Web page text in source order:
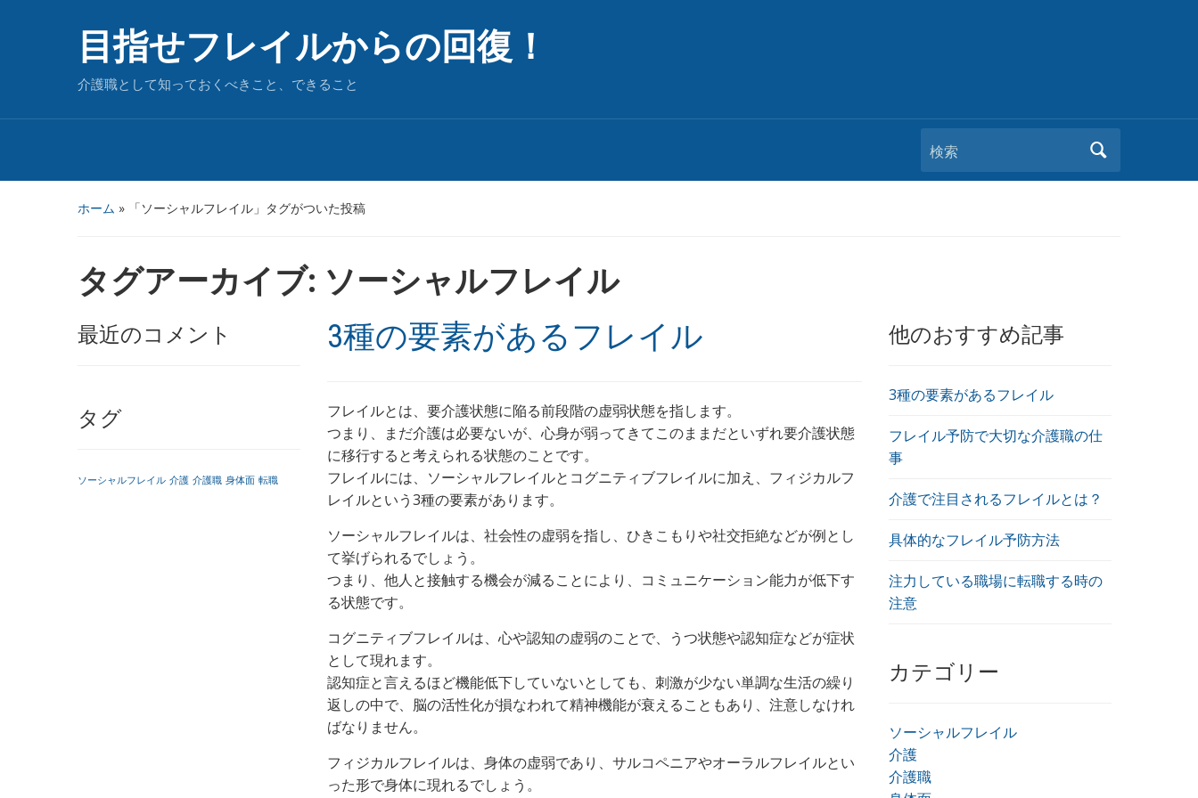
目指せフレイルからの回復！
介護職として知っておくべきこと、できること
検索
ホーム » 「ソーシャルフレイル」タグがついた投稿
タグアーカイブ: ソーシャルフレイル
最近のコメント
タグ
ソーシャルフレイル 介護 介護職 身体面 転職
3種の要素があるフレイル
フレイルとは、要介護状態に陥る前段階の虚弱状態を指します。
つまり、まだ介護は必要ないが、心身が弱ってきてこのままだといずれ要介護状態
に移行すると考えられる状態のことです。
フレイルには、ソーシャルフレイルとコグニティブフレイルに加え、フィジカルフ
レイルという3種の要素があります。
ソーシャルフレイルは、社会性の虚弱を指し、ひきこもりや社交拒絶などが例とし
て挙げられるでしょう。
つまり、他人と接触する機会が減ることにより、コミュニケーション能力が低下す
る状態です。
コグニティブフレイルは、心や認知の虚弱のことで、うつ状態や認知症などが症状
として現れます。
認知症と言えるほど機能低下していないとしても、刺激が少ない単調な生活の繰り
返しの中で、脳の活性化が損なわれて精神機能が衰えることもあり、注意しなけれ
ばなりません。
フィジカルフレイルは、身体の虚弱であり、サルコペニアやオーラルフレイルとい
った形で身体に現れるでしょう。
他のおすすめ記事
3種の要素があるフレイル
フレイル予防で大切な介護職の仕
事
介護で注目されるフレイルとは？
具体的なフレイル予防方法
注力している職場に転職する時の
注意
カテゴリー
ソーシャルフレイル
介護
介護職